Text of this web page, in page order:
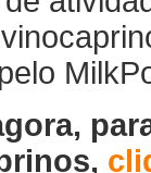
Levy,
Disse
Safra
(Selic),
da